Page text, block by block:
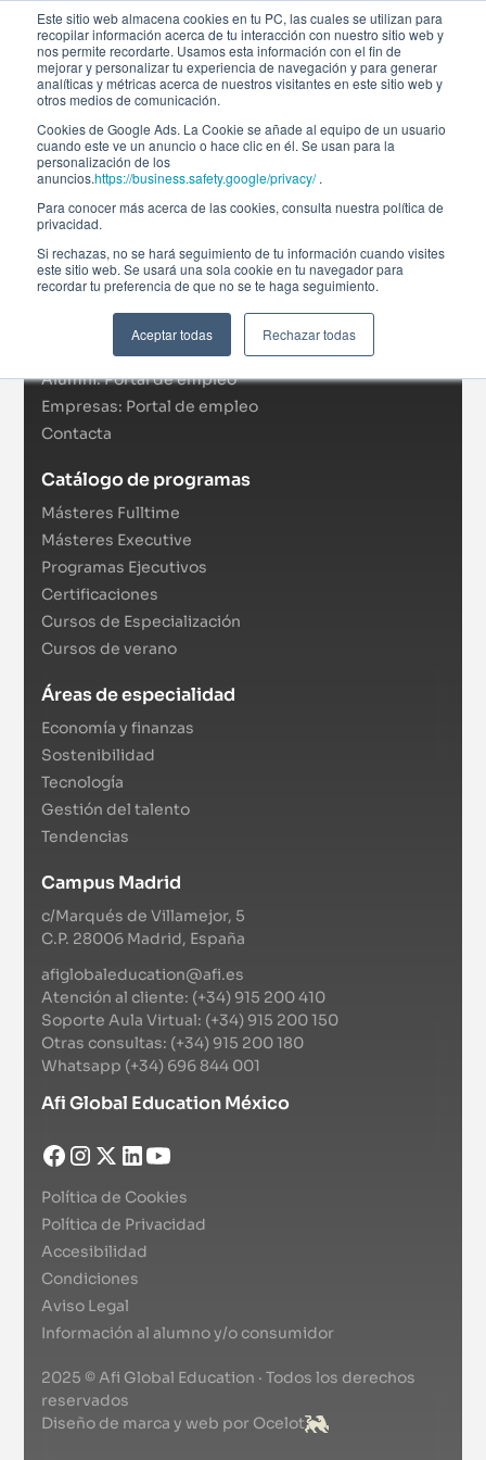
Este sitio web almacena cookies en tu PC, las cuales se utilizan para
recopilar información acerca de tu interacción con nuestro sitio web y
nos permite recordarte. Usamos esta información con el fin de
mejorar y personalizar tu experiencia de navegación y para generar
analíticas y métricas acerca de nuestros visitantes en este sitio web y
otros medios de comunicación.
Cookies de Google Ads. La Cookie se añade al equipo de un usuario
cuando este ve un anuncio o hace clic en él. Se usan para la
personalización de los
anuncios.https://business.safety.google/privacy/.
Para conocer más acerca de las cookies, consulta nuestra política de
privacidad.
Si rechazas, no se hará seguimiento de tu información cuando visites
este sitio web. Se usará una sola cookie en tu navegador para
recordar tu preferencia de que no se te haga seguimiento.
Aceptar todas Rechazar todas
Afi Global Education
Sobre nosotros
RSC
Campus virtual
Alumni: Portal de empleo
Empresas: Portal de empleo
Contacta
Catálogo de programas
Másteres Fulltime
Másteres Executive
Programas Ejecutivos
Certificaciones
Cursos de Especialización
Cursos de verano
Áreas de especialidad
Economía y finanzas
Sostenibilidad
Tecnología
Gestión del talento
Tendencias
Campus Madrid
c/Marqués de Villamejor, 5
C.P. 28006 Madrid, España
afiglobaleducation@afi.es
Atención al cliente: (+34) 915 200 410
Soporte Aula Virtual: (+34) 915 200 150
Otras consultas: (+34) 915 200 180
Whatsapp (+34) 696 844 001
Afi Global Education México
Política de Cookies
Política de Privacidad
Accesibilidad
Condiciones
Aviso Legal
Información al alumno y/o consumidor
2025 © Afi Global Education · Todos los derechos
reservados
Diseño de marca y web por Ocelot